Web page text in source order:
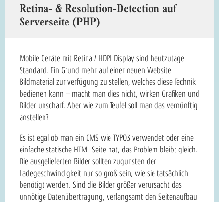
Retina- & Resolution-Detection auf
Serverseite (PHP)
Mobile Geräte mit Retina / HDPI Display sind heutzutage
Standard. Ein Grund mehr auf einer neuen Website
Bildmaterial zur verfügung zu stellen, welches diese Technik
bedienen kann – macht man dies nicht, wirken Grafiken und
Bilder unscharf. Aber wie zum Teufel soll man das vernünftig
anstellen?
Es ist egal ob man ein CMS wie TYPO3 verwendet oder eine
einfache statische HTML Seite hat, das Problem bleibt gleich.
Die ausgelieferten Bilder sollten zugunsten der
Ladegeschwindigkeit nur so groß sein, wie sie tatsächlich
benötigt werden. Sind die Bilder größer verursacht das
unnötige Datenübertragung, verlangsamt den Seitenaufbau